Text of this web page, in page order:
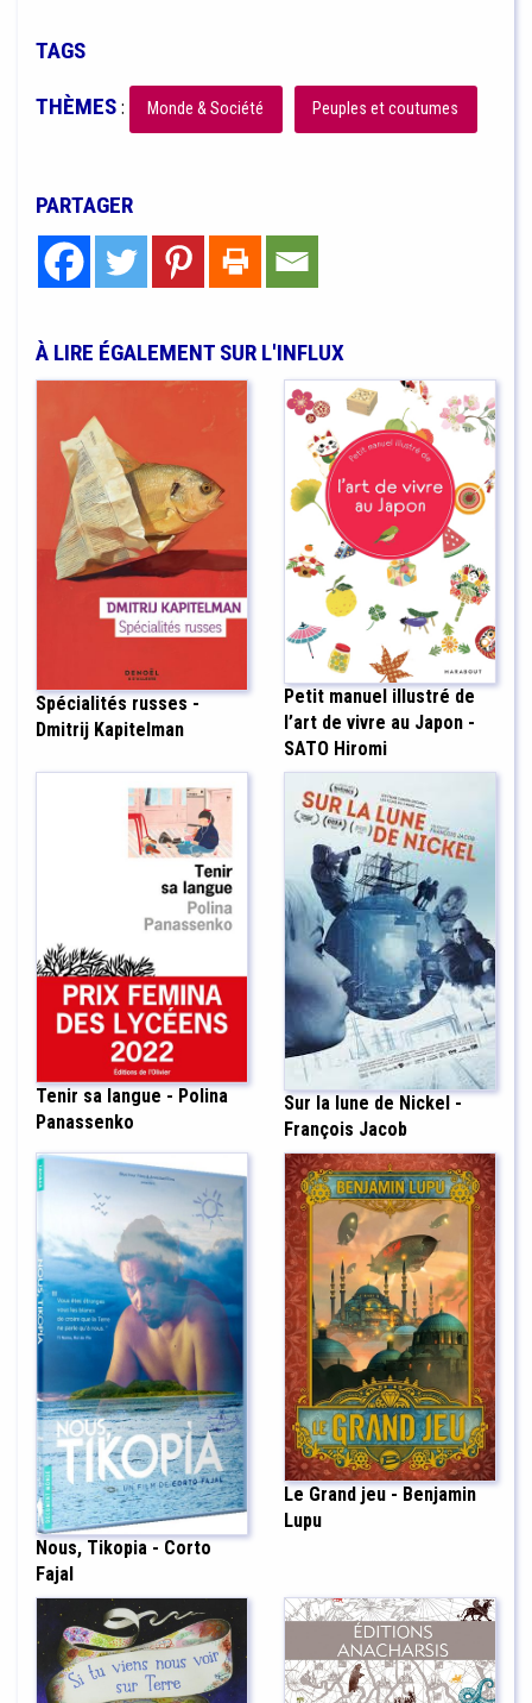
TAGS
THÈMES: Monde & Société Peuples et coutumes
PARTAGER
À LIRE ÉGALEMENT SUR L'INFLUX
Spécialités russes -
Dmitrij Kapitelman
Petit manuel illustré de
l’art de vivre au Japon -
SATO Hiromi
Tenir sa langue - Polina
Panassenko
Sur la lune de Nickel -
François Jacob
Nous, Tikopia - Corto
Fajal
Le Grand jeu - Benjamin
Lupu